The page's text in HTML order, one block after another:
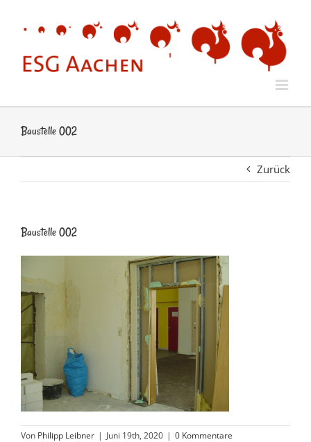
springen
Baustelle 002
Zurück
Baustelle 002
Von Philipp Leibner | Juni 19th, 2020 | 0 Kommentare